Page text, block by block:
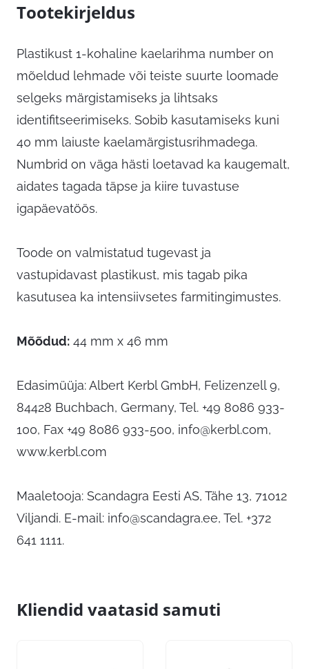
Tootekirjeldus
Plastikust 1-kohaline kaelarihma number on
mõeldud lehmade või teiste suurte loomade
selgeks märgistamiseks ja lihtsaks
identifitseerimiseks. Sobib kasutamiseks kuni
40 mm laiuste kaelamärgistusrihmadega.
Numbrid on väga hästi loetavad ka kaugemalt,
aidates tagada täpse ja kiire tuvastuse
igapäevatöös.
Toode on valmistatud tugevast ja
vastupidavast plastikust, mis tagab pika
kasutusea ka intensiivsetes farmitingimustes.
Mõõdud: 44 mm x 46 mm
Edasimüüja: Albert Kerbl GmbH, Felizenzell 9,
84428 Buchbach, Germany, Tel. +49 8086 933-
100, Fax +49 8086 933-500, info@kerbl.com,
www.kerbl.com
Maaletooja: Scandagra Eesti AS, Tähe 13, 71012
Viljandi. E-mail: info@scandagra.ee, Tel. +372
641 1111.
Kliendid vaatasid samuti